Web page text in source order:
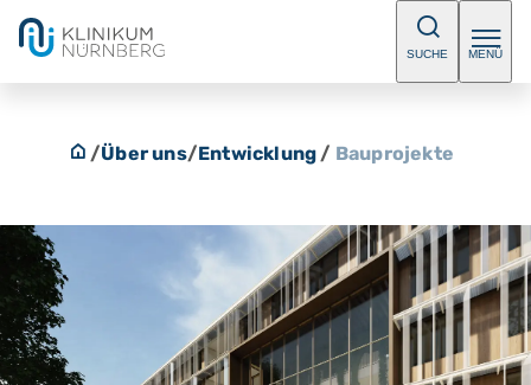
SUCHE MENÜ
/Über uns/Entwicklung / Bauprojekte